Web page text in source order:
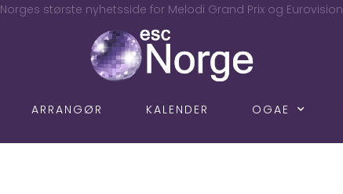
Norges største nyhetsside for Melodi Grand Prix og Eurovision
ARRANGØR KALENDER OGAE